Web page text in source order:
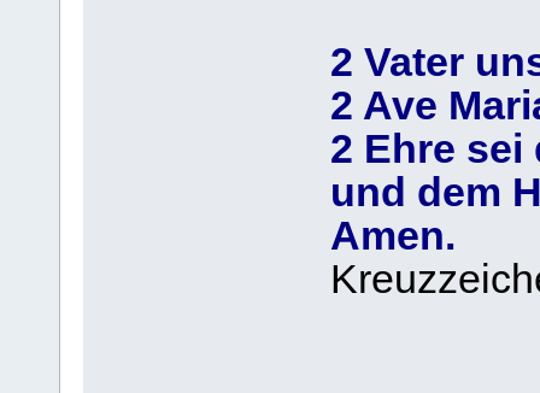
2 Vater
2 Ave
2 Ehre sei
und dem
Amen.